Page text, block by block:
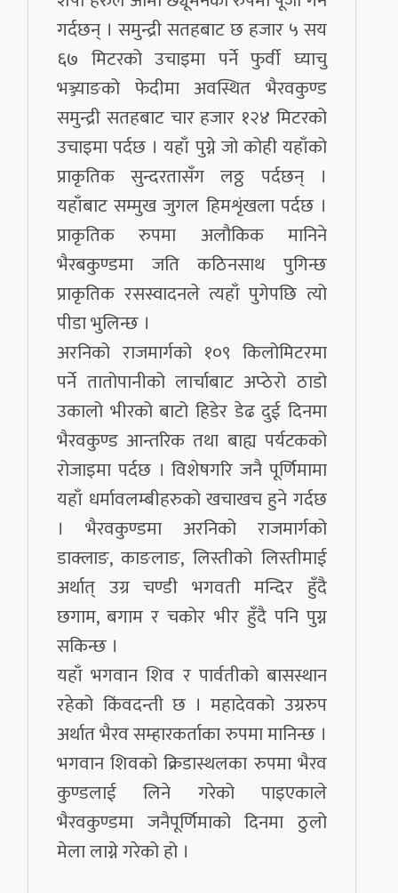
गर्दछन् । समुन्द्री सतहबाट छ हजार ५ सय
६७ मिटरको उचाइमा पर्ने फुर्वी घ्याचु
भञ्ज्याङको फेदीमा अवस्थित भैरवकुण्ड
समुन्द्री सतहबाट चार हजार १२४ मिटरको
उचाइमा पर्दछ । यहाँ पुग्ने जो कोही यहाँको
प्राकृतिक सुन्दरतासँग लठ्ठ पर्दछन् ।
यहाँबाट सम्मुख जुगल हिमशृंखला पर्दछ ।
प्राकृतिक रुपमा अलौकिक मानिने
भैरबकुण्डमा जति कठिनसाथ पुगिन्छ
प्राकृतिक रसस्वादनले त्यहाँ पुगेपछि त्यो
पीडा भुलिन्छ ।
अरनिको राजमार्गको १०९ किलोमिटरमा
पर्ने तातोपानीको लार्चाबाट अप्ठेरो ठाडो
उकालो भीरको बाटो हिडेर डेढ दुई दिनमा
भैरवकुण्ड आन्तरिक तथा बाह्य पर्यटकको
रोजाइमा पर्दछ । विशेषगरि जनै पूर्णिमामा
यहाँ धर्मावलम्बीहरुको खचाखच हुने गर्दछ
। भैरवकुण्डमा अरनिको राजमार्गको
डाक्लाङ, काङलाङ, लिस्तीको लिस्तीमाई
अर्थात् उग्र चण्डी भगवती मन्दिर हुँदै
छगाम, बगाम र चकोर भीर हुँदै पनि पुग्न
सकिन्छ ।
यहाँ भगवान शिव र पार्वतीको बासस्थान
रहेको किंवदन्ती छ । महादेवको उग्ररुप
अर्थात भैरव सम्हारकर्ताका रुपमा मानिन्छ ।
भगवान शिवको क्रिडास्थलका रुपमा भैरव
कुण्डलाई लिने गरेको पाइएकाले
भैरवकुण्डमा जनैपूर्णिमाको दिनमा ठुलो
मेला लाग्ने गरेको हो ।